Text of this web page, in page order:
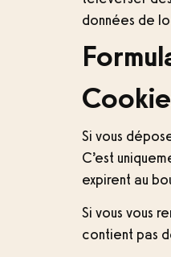
données de
Si vous
C’est
expirent au
Si vous vous
contient pas